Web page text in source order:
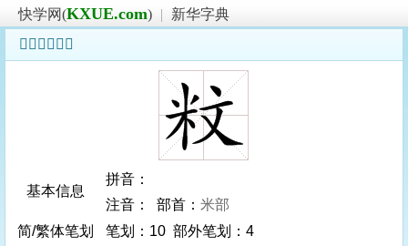
快学网(KXUE.com) |
新华字典
𥸹字基本信息
基本信息
拼音：
注音： 部首： 米部
简/繁体笔划
笔划：10 部外笔划：4